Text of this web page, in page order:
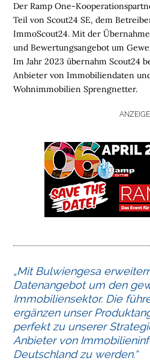
H
M
E
L
O
G
I
Der Ramp One-
Teil von Scout24 SE, dem
ImmoScout24. Mit der
und Bewertungsangebot um
Im Jahr 2023 übernahm Scout24
Anbieter von Immobiliendaten
Wohnimmobilien Sprengnetter.
ANZEIGE
„Mit Bulwiengesa
Datenangebot um den
Immobiliensektor. Die
ergänzen unser
perfekt zu unserer
Anbieter von
Deutschland zu werden.“